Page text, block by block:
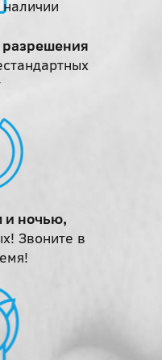
разрешения
и ночью,
Звоните в